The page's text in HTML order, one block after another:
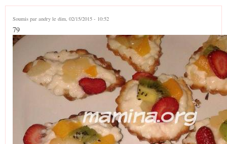
Soumis par andry le dim, 02/15/2015 - 10:52
79